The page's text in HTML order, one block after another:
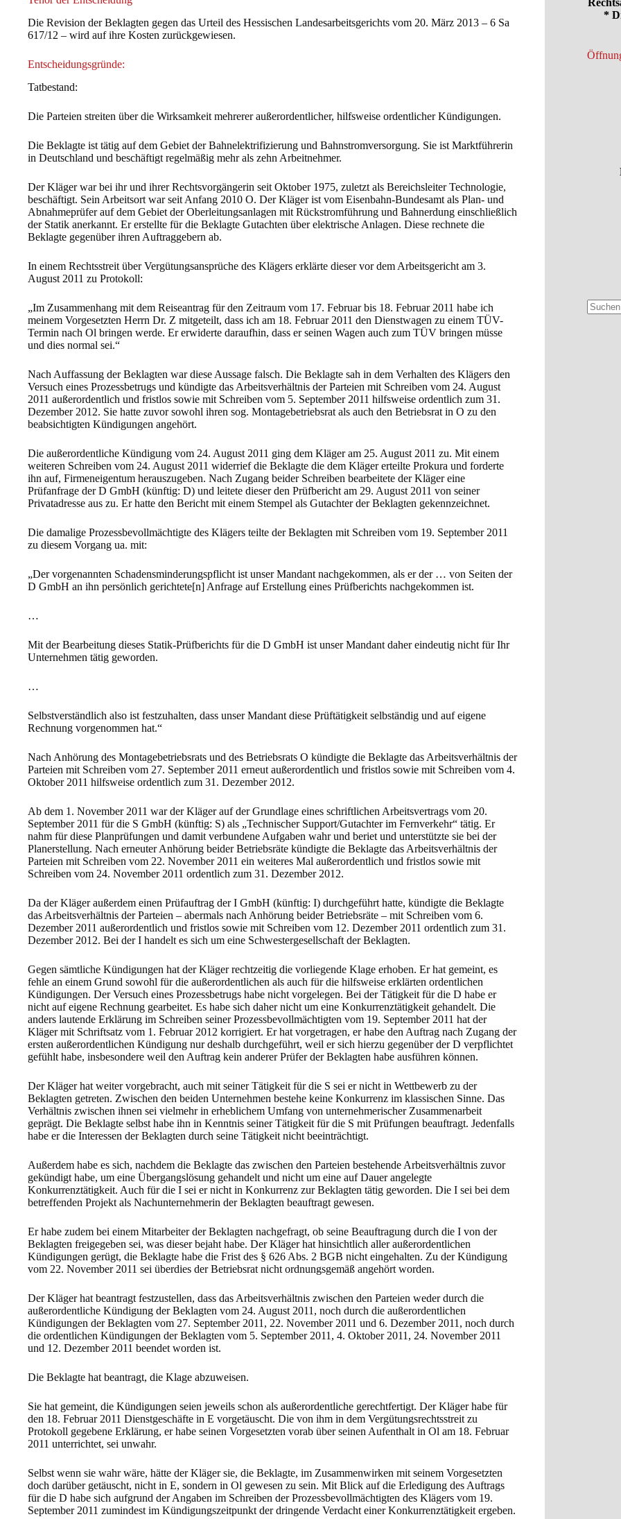
Die Revision der Beklagten gegen das Urteil des Hessischen Landesarbeitsgerichts vom 20. März 2013 – 6 Sa
617/12 – wird auf ihre Kosten zurückgewiesen.
Entscheidungsgründe:
Tatbestand:
Die Parteien streiten über die Wirksamkeit mehrerer außerordentlicher, hilfsweise ordentlicher Kündigungen.
Die Beklagte ist tätig auf dem Gebiet der Bahnelektrifizierung und Bahnstromversorgung. Sie ist Marktführerin
in Deutschland und beschäftigt regelmäßig mehr als zehn Arbeitnehmer.
Der Kläger war bei ihr und ihrer Rechtsvorgängerin seit Oktober 1975, zuletzt als Bereichsleiter Technologie,
beschäftigt. Sein Arbeitsort war seit Anfang 2010 O. Der Kläger ist vom Eisenbahn-Bundesamt als Plan- und
Abnahmeprüfer auf dem Gebiet der Oberleitungsanlagen mit Rückstromführung und Bahnerdung einschließlich
der Statik anerkannt. Er erstellte für die Beklagte Gutachten über elektrische Anlagen. Diese rechnete die
Beklagte gegenüber ihren Auftraggebern ab.
In einem Rechtsstreit über Vergütungsansprüche des Klägers erklärte dieser vor dem Arbeitsgericht am 3.
August 2011 zu Protokoll:
„Im Zusammenhang mit dem Reiseantrag für den Zeitraum vom 17. Februar bis 18. Februar 2011 habe ich
meinem Vorgesetzten Herrn Dr. Z mitgeteilt, dass ich am 18. Februar 2011 den Dienstwagen zu einem TÜV-
Termin nach Ol bringen werde. Er erwiderte daraufhin, dass er seinen Wagen auch zum TÜV bringen müsse
und dies normal sei.“
Nach Auffassung der Beklagten war diese Aussage falsch. Die Beklagte sah in dem Verhalten des Klägers den
Versuch eines Prozessbetrugs und kündigte das Arbeitsverhältnis der Parteien mit Schreiben vom 24. August
2011 außerordentlich und fristlos sowie mit Schreiben vom 5. September 2011 hilfsweise ordentlich zum 31.
Dezember 2012. Sie hatte zuvor sowohl ihren sog. Montagebetriebsrat als auch den Betriebsrat in O zu den
beabsichtigten Kündigungen angehört.
Die außerordentliche Kündigung vom 24. August 2011 ging dem Kläger am 25. August 2011 zu. Mit einem
weiteren Schreiben vom 24. August 2011 widerrief die Beklagte die dem Kläger erteilte Prokura und forderte
ihn auf, Firmeneigentum herauszugeben. Nach Zugang beider Schreiben bearbeitete der Kläger eine
Prüfanfrage der D GmbH (künftig: D) und leitete dieser den Prüfbericht am 29. August 2011 von seiner
Privatadresse aus zu. Er hatte den Bericht mit einem Stempel als Gutachter der Beklagten gekennzeichnet.
Die damalige Prozessbevollmächtigte des Klägers teilte der Beklagten mit Schreiben vom 19. September 2011
zu diesem Vorgang ua. mit:
„Der vorgenannten Schadensminderungspflicht ist unser Mandant nachgekommen, als er der … von Seiten der
D GmbH an ihn persönlich gerichtete[n] Anfrage auf Erstellung eines Prüfberichts nachgekommen ist.
…
Mit der Bearbeitung dieses Statik-Prüfberichts für die D GmbH ist unser Mandant daher eindeutig nicht für Ihr
Unternehmen tätig geworden.
…
Selbstverständlich also ist festzuhalten, dass unser Mandant diese Prüftätigkeit selbständig und auf eigene
Rechnung vorgenommen hat.“
Nach Anhörung des Montagebetriebsrats und des Betriebsrats O kündigte die Beklagte das Arbeitsverhältnis der
Parteien mit Schreiben vom 27. September 2011 erneut außerordentlich und fristlos sowie mit Schreiben vom 4.
Oktober 2011 hilfsweise ordentlich zum 31. Dezember 2012.
Ab dem 1. November 2011 war der Kläger auf der Grundlage eines schriftlichen Arbeitsvertrags vom 20.
September 2011 für die S GmbH (künftig: S) als „Technischer Support/Gutachter im Fernverkehr“ tätig. Er
nahm für diese Planprüfungen und damit verbundene Aufgaben wahr und beriet und unterstützte sie bei der
Planerstellung. Nach erneuter Anhörung beider Betriebsräte kündigte die Beklagte das Arbeitsverhältnis der
Parteien mit Schreiben vom 22. November 2011 ein weiteres Mal außerordentlich und fristlos sowie mit
Schreiben vom 24. November 2011 ordentlich zum 31. Dezember 2012.
Da der Kläger außerdem einen Prüfauftrag der I GmbH (künftig: I) durchgeführt hatte, kündigte die Beklagte
das Arbeitsverhältnis der Parteien – abermals nach Anhörung beider Betriebsräte – mit Schreiben vom 6.
Dezember 2011 außerordentlich und fristlos sowie mit Schreiben vom 12. Dezember 2011 ordentlich zum 31.
Dezember 2012. Bei der I handelt es sich um eine Schwestergesellschaft der Beklagten.
Gegen sämtliche Kündigungen hat der Kläger rechtzeitig die vorliegende Klage erhoben. Er hat gemeint, es
fehle an einem Grund sowohl für die außerordentlichen als auch für die hilfsweise erklärten ordentlichen
Kündigungen. Der Versuch eines Prozessbetrugs habe nicht vorgelegen. Bei der Tätigkeit für die D habe er
nicht auf eigene Rechnung gearbeitet. Es habe sich daher nicht um eine Konkurrenztätigkeit gehandelt. Die
anders lautende Erklärung im Schreiben seiner Prozessbevollmächtigten vom 19. September 2011 hat der
Kläger mit Schriftsatz vom 1. Februar 2012 korrigiert. Er hat vorgetragen, er habe den Auftrag nach Zugang der
ersten außerordentlichen Kündigung nur deshalb durchgeführt, weil er sich hierzu gegenüber der D verpflichtet
gefühlt habe, insbesondere weil den Auftrag kein anderer Prüfer der Beklagten habe ausführen können.
Der Kläger hat weiter vorgebracht, auch mit seiner Tätigkeit für die S sei er nicht in Wettbewerb zu der
Beklagten getreten. Zwischen den beiden Unternehmen bestehe keine Konkurrenz im klassischen Sinne. Das
Verhältnis zwischen ihnen sei vielmehr in erheblichem Umfang von unternehmerischer Zusammenarbeit
geprägt. Die Beklagte selbst habe ihn in Kenntnis seiner Tätigkeit für die S mit Prüfungen beauftragt. Jedenfalls
habe er die Interessen der Beklagten durch seine Tätigkeit nicht beeinträchtigt.
Außerdem habe es sich, nachdem die Beklagte das zwischen den Parteien bestehende Arbeitsverhältnis zuvor
gekündigt habe, um eine Übergangslösung gehandelt und nicht um eine auf Dauer angelegte
Konkurrenztätigkeit. Auch für die I sei er nicht in Konkurrenz zur Beklagten tätig geworden. Die I sei bei dem
betreffenden Projekt als Nachunternehmerin der Beklagten beauftragt gewesen.
Er habe zudem bei einem Mitarbeiter der Beklagten nachgefragt, ob seine Beauftragung durch die I von der
Beklagten freigegeben sei, was dieser bejaht habe. Der Kläger hat hinsichtlich aller außerordentlichen
Kündigungen gerügt, die Beklagte habe die Frist des § 626 Abs. 2 BGB nicht eingehalten. Zu der Kündigung
vom 22. November 2011 sei überdies der Betriebsrat nicht ordnungsgemäß angehört worden.
Der Kläger hat beantragt festzustellen, dass das Arbeitsverhältnis zwischen den Parteien weder durch die
außerordentliche Kündigung der Beklagten vom 24. August 2011, noch durch die außerordentlichen
Kündigungen der Beklagten vom 27. September 2011, 22. November 2011 und 6. Dezember 2011, noch durch
die ordentlichen Kündigungen der Beklagten vom 5. September 2011, 4. Oktober 2011, 24. November 2011
und 12. Dezember 2011 beendet worden ist.
Die Beklagte hat beantragt, die Klage abzuweisen.
Sie hat gemeint, die Kündigungen seien jeweils schon als außerordentliche gerechtfertigt. Der Kläger habe für
den 18. Februar 2011 Dienstgeschäfte in E vorgetäuscht. Die von ihm in dem Vergütungsrechtsstreit zu
Protokoll gegebene Erklärung, er habe seinen Vorgesetzten vorab über seinen Aufenthalt in Ol am 18. Februar
2011 unterrichtet, sei unwahr.
Selbst wenn sie wahr wäre, hätte der Kläger sie, die Beklagte, im Zusammenwirken mit seinem Vorgesetzten
doch darüber getäuscht, nicht in E, sondern in Ol gewesen zu sein. Mit Blick auf die Erledigung des Auftrags
für die D habe sich aufgrund der Angaben im Schreiben der Prozessbevollmächtigten des Klägers vom 19.
September 2011 zumindest im Kündigungszeitpunkt der dringende Verdacht einer Konkurrenztätigkeit ergeben.
*